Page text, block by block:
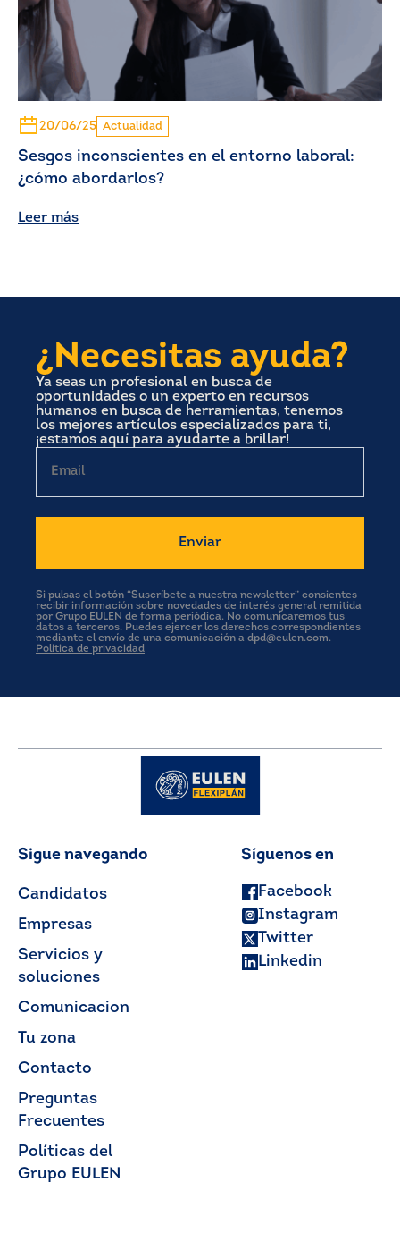
20/06/25 Actualidad
Sesgos inconscientes en el entorno laboral:
¿cómo abordarlos?
Leer más
¿Necesitas ayuda?
Ya seas un profesional en busca de
oportunidades o un experto en recursos
humanos en busca de herramientas, tenemos
los mejores artículos especializados para ti,
¡estamos aquí para ayudarte a brillar!
Si pulsas el botón “Suscríbete a nuestra newsletter” consientes
recibir información sobre novedades de interés general remitida
por Grupo EULEN de forma periódica. No comunicaremos tus
datos a terceros. Puedes ejercer los derechos correspondientes
mediante el envío de una comunicación a dpd@eulen.com.
Política de privacidad
Sigue navegando
Candidatos
Empresas
Servicios y
soluciones
Comunicacion
Tu zona
Contacto
Preguntas
Frecuentes
Políticas del
Grupo EULEN
Síguenos en
Facebook
Instagram
Twitter
Linkedin